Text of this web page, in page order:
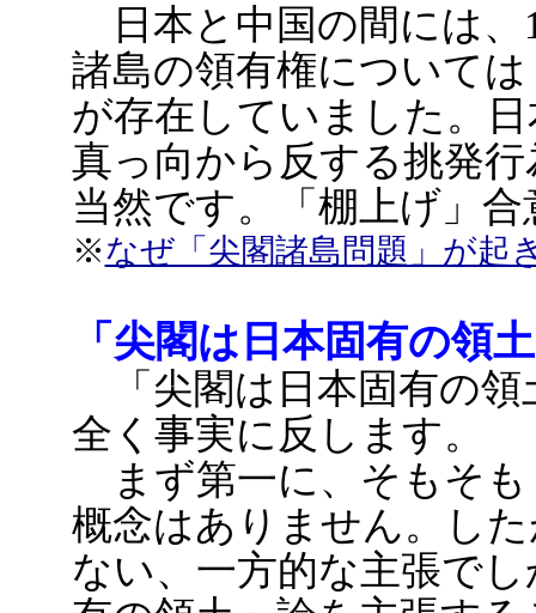
日本と中国の間には、
諸島の領有権について
が存在していました。
真っ向から反する挑発
当然です。「棚上げ」
※なぜ「尖閣諸島問題」が起
「尖閣は日本固有の領
「尖閣は日本固有の領
全く事実に反します。
まず第一に、そもそも
概念はありません。し
ない、一方的な主張で